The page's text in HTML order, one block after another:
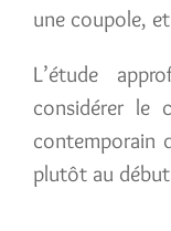
une coupole,
L’étude
considérer le
contemporain
plutôt au